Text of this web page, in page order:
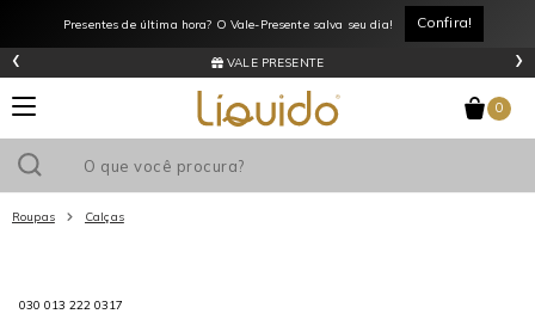
Presentes de última hora? O Vale-Presente salva seu dia! Confira!
VALE PRESENTE
‹ ›
0
Roupas Calças
030 013 222 0317